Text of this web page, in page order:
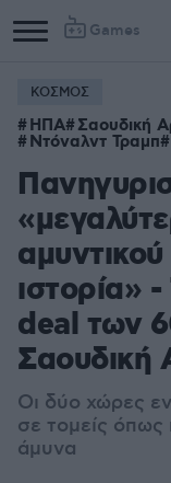
Games
ΚΟΣΜΟΣ
ΗΠΑ Σαουδική
Ντόναλντ Τραμπ
ιστορία»
deal των
Σαουδική
Οι δύο χώρες
σε τομείς όπως
άμυνα